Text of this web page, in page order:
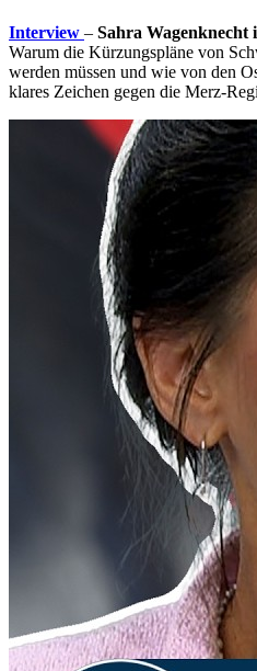
Interview – Sahra
Warum die Kürzungspläne von
werden müssen und wie von den
klares Zeichen gegen die Merz-